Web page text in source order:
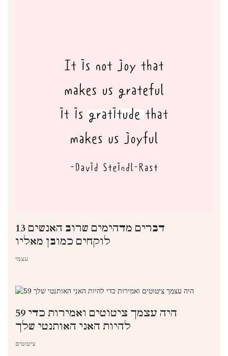
13 דברים מדהימים שרוב האנשים
לוקחים כמובן מאליו
עצמי
59 היה עצמך ציטוטים ואמירות כדי
להיות האני האותנטי שלך
ציטוטים